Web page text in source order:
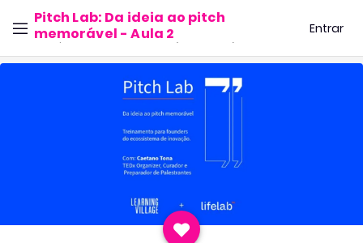
Pitch Lab: Da ideia ao pitch
memorável - Aula 2
Jul 8, 2026 16h00 às 17h30 (UTC-03:00)
Entrar